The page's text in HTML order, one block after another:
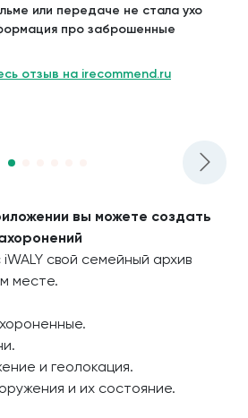
или передаче не стала ухо
про заброшенные
отзыв на irecommend.ru
вы можете создать
свой семейный архив
месте.
и геолокация.
и их состояние.